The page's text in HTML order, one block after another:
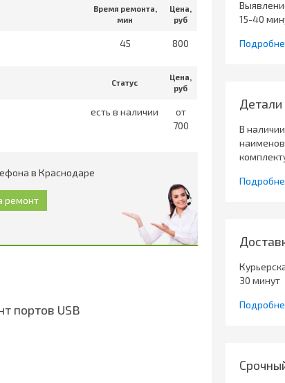
Время ремонта,
мин
Цена,
руб
45 800
Статус
Цена,
руб
есть в наличии
от
700
в Краснодаре
портов USB
15-40
Детали
В
30 минут